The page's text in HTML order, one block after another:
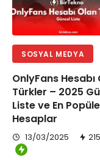
SOSYAL MEDYA
OnlyFans Hesabı
Türkler – 2025
Liste ve En
Hesaplar
13/03/2025